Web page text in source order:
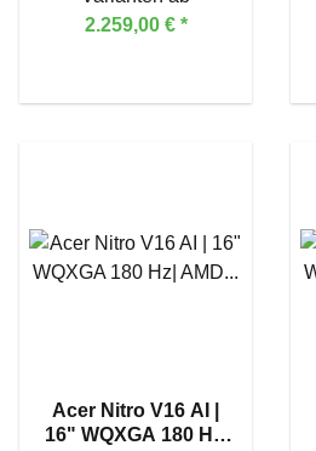
5070 Ti
2.259,00 € *
Acer Nitro V16 AI |
16" WQXGA 180 Hz|